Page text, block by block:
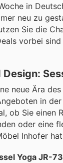
in
neu zu
Sie die
vorbei
neue Ära
in
ob Sie einen
oder eine
Inhofer
Yoga JR-